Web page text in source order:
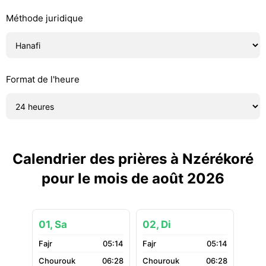
Méthode juridique
Format de l'heure
Calendrier des prières à Nzérékoré
pour le mois de août 2026
01, Sa
05:14
06:28
02, Di
05:14
06:28